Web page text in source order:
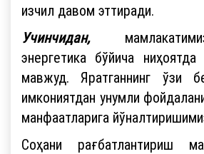
изчил давом эттиради.
Учинчидан,
энергетика бўйича ниҳоятда
мавжуд. Яратганнинг ўзи
имкониятдан унумли
манфаатларига
Соҳани рағбатлантириш